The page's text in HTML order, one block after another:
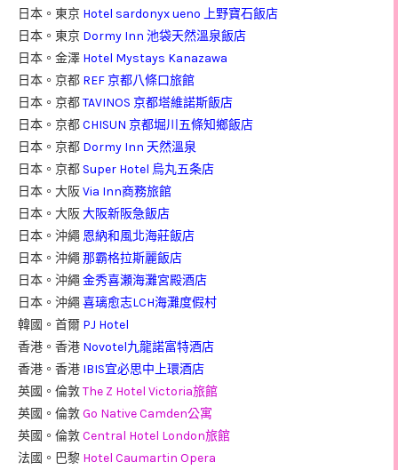
日本。東京 Hotel sardonyx ueno 上野寶石飯店
日本。東京 Dormy Inn 池袋天然溫泉飯店
日本。金澤 Hotel Mystays Kanazawa
日本。京都 REF 京都八條口旅館
日本。京都TAVINOS 京都塔維諾斯飯店
日本。京都CHISUN 京都堀川五條知鄉飯店
日本。京都 Dormy Inn 天然溫泉
日本。京都 Super Hotel 烏丸五条店
日本。大阪Via Inn商務旅館
日本。大阪大阪新阪急飯店
日本。沖繩 恩納和風北海莊飯店
日本。沖繩那霸格拉斯麗飯店
日本。沖繩金秀喜瀬海灘宮殿酒店
日本。沖繩喜璃愈志LCH海灘度假村
韓國。首爾 PJ Hotel
香港。香港 Novotel九龍諾富特酒店
香港。香港 IBIS宜必思中上環酒店
英國。倫敦The Z Hotel Victoria旅館
英國。倫敦Go Native Camden公寓
英國。倫敦Central Hotel London旅館
法國。巴黎 Hotel Caumartin Opera